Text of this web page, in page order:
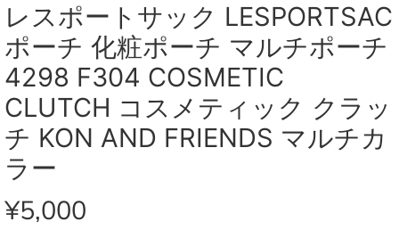
レスポートサック LESPORTSAC
ポーチ 化粧ポーチ マルチポーチ
4298 F304 COSMETIC
CLUTCH コスメティック クラッ
チ KON AND FRIENDS マルチカ
ラー
¥5,000